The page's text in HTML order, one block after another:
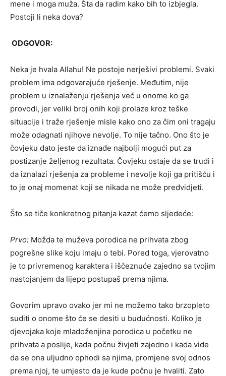
mene i moga muža. Šta da radim kako bih to izbjegla.
Postoji li neka dova?
ODGOVOR:
Neka je hvala Allahu! Ne postoje nerješivi problemi. Svaki
problem ima odgovarajuće rješenje. Međutim, nije
problem u iznalaženju rješenja već u onome ko ga
provodi, jer veliki broj onih koji prolaze kroz teške
situacije i traže rješenje misle kako ono za čim oni tragaju
može odagnati njihove nevolje. To nije tačno. Ono što je
čovjeku dato jeste da iznađe najbolji mogući put za
postizanje željenog rezultata. Čovjeku ostaje da se trudi i
da iznalazi rješenja za probleme i nevolje koji ga pritišću i
to je onaj momenat koji se nikada ne može predvidjeti.
Što se tiče konkretnog pitanja kazat ćemo sljedeće:
Prvo: Možda te muževa porodica ne prihvata zbog
pogrešne slike koju imaju o tebi. Pored toga, vjerovatno
je to privremenog karaktera i iščeznuće zajedno sa tvojim
nastojanjem da lijepo postupaš prema njima.
Govorim upravo ovako jer mi ne možemo tako brzopleto
suditi o onome što će se desiti u budućnosti. Koliko je
djevojaka koje mladoženjina porodica u početku ne
prihvata a poslije, kada počnu živjeti zajedno i kada vide
da se ona uljudno ophodi sa njima, promjene svoj odnos
prema njoj, te umjesto da je kude počnu je hvaliti. Zato